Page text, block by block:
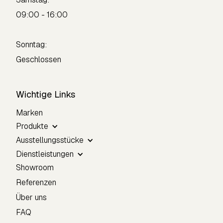
09:00 - 16:00
Sonntag:
Geschlossen
Wichtige Links
Marken
Produkte
Ausstellungsstücke
Dienstleistungen
Showroom
Referenzen
Über uns
FAQ